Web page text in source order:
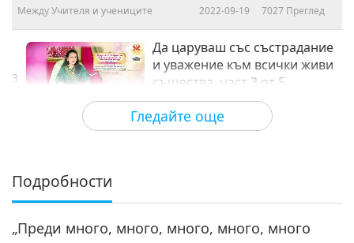
Гледайте още
Между Учителя и учениците 2022-09-19 7027 Преглед
3
Да царуваш със състрадание
и уважение към всички живи
същества, част 3 от 5
Между Учителя и учениците 2022-09-20 6278
4
31:23
Между Учителя и учениците 2022-09-21 6050Преглед
Подробности
„Преди много, много, много, много, много